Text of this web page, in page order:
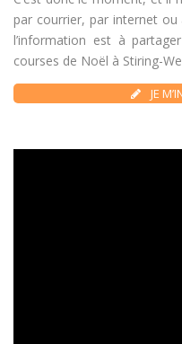
par courrier, par internet ou
l’information est à
courses de Noël à Stiring-
JE